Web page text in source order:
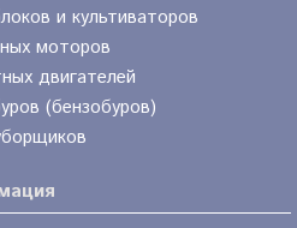
и культиваторов
моторов
двигателей
(бензобуров)